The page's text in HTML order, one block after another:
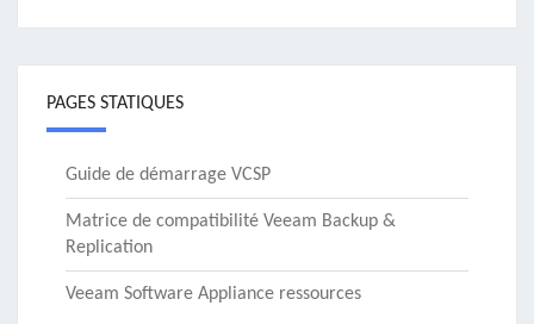
PAGES STATIQUES
Guide de démarrage VCSP
Matrice de compatibilité Veeam Backup &
Replication
Veeam Software Appliance ressources